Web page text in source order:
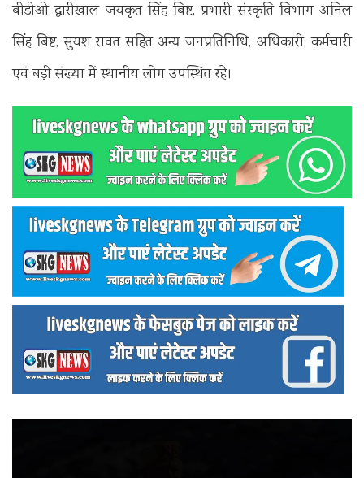
बीडीओ द्वारीखाल जयकृत सिंह बिष्ट, प्रभारी संस्कृति विभाग अनिल
सिंह बिष्ट, सुयश रावत सहित अन्य जनप्रतिनिधि, अधिकारी, कर्मचारी
एवं बड़ी संख्या में स्थानीय लोग उपस्थित रहे।